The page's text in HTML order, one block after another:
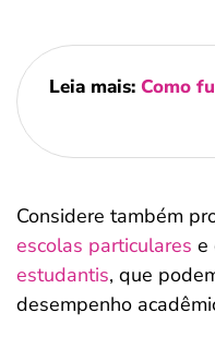
Leia mais: Como
Considere também
escolas particulares e
estudantis, que
desempenho